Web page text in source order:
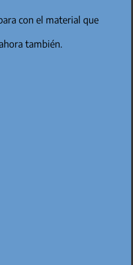
con el material que
también.